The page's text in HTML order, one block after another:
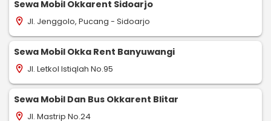
Sewa Mobil Okkarent Sidoarjo
location_on Jl. Jenggolo, Pucang - Sidoarjo
Sewa Mobil Okka Rent Banyuwangi
location_on Jl. Letkol Istiqlah No.95
Sewa Mobil Dan Bus Okkarent Blitar
location_on Jl. Mastrip No.24